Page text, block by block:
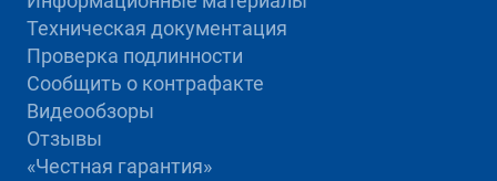
Техническая документация
Проверка подлинности
Сообщить о контрафакте
Видеообзоры
Отзывы
«Честная гарантия»